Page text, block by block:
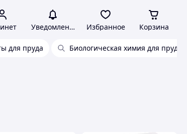
Уведомления Избранное Корзина
для пруда Биологическая химия для прудов